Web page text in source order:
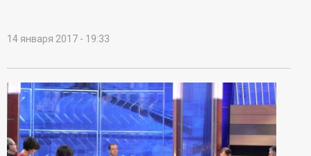
л
14 января 2017 - 19:33